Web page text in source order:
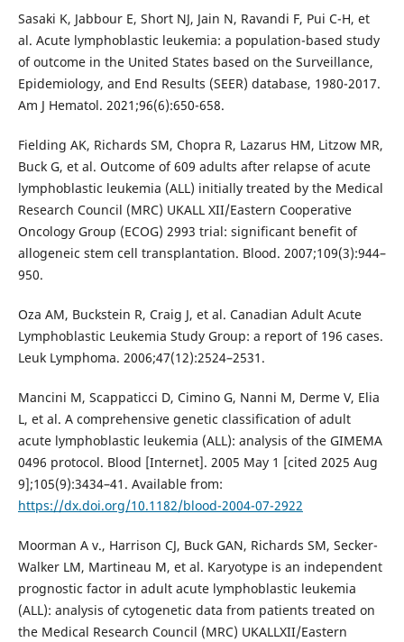
Sasaki K, Jabbour E, Short NJ, Jain N, Ravandi F, Pui C-H, et
al. Acute lymphoblastic leukemia: a population-based study
of outcome in the United States based on the Surveillance,
Epidemiology, and End Results (SEER) database, 1980-2017.
Am J Hematol. 2021;96(6):650-658.
Fielding AK, Richards SM, Chopra R, Lazarus HM, Litzow MR,
Buck G, et al. Outcome of 609 adults after relapse of acute
lymphoblastic leukemia (ALL) initially treated by the Medical
Research Council (MRC) UKALL XII/Eastern Cooperative
Oncology Group (ECOG) 2993 trial: significant benefit of
allogeneic stem cell transplantation. Blood. 2007;109(3):944–
950.
Oza AM, Buckstein R, Craig J, et al. Canadian Adult Acute
Lymphoblastic Leukemia Study Group: a report of 196 cases.
Leuk Lymphoma. 2006;47(12):2524–2531.
Mancini M, Scappaticci D, Cimino G, Nanni M, Derme V, Elia
L, et al. A comprehensive genetic classification of adult
acute lymphoblastic leukemia (ALL): analysis of the GIMEMA
0496 protocol. Blood [Internet]. 2005 May 1 [cited 2025 Aug
9];105(9):3434–41. Available from:
https://dx.doi.org/10.1182/blood-2004-07-2922
Moorman A v., Harrison CJ, Buck GAN, Richards SM, Secker-
Walker LM, Martineau M, et al. Karyotype is an independent
prognostic factor in adult acute lymphoblastic leukemia
(ALL): analysis of cytogenetic data from patients treated on
the Medical Research Council (MRC) UKALLXII/Eastern